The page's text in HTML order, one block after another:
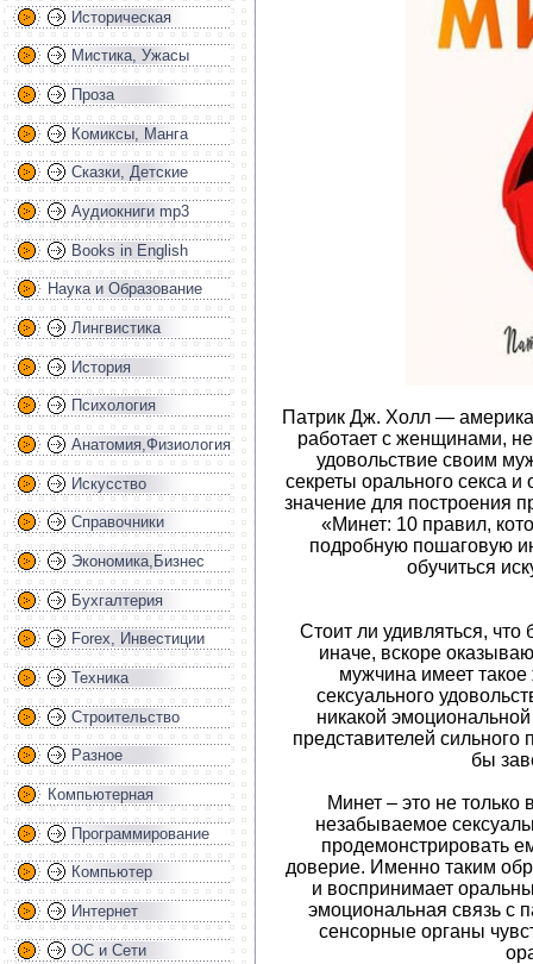
Историческая
Мистика, Ужасы
Проза
Комиксы, Манга
Сказки, Детские
Аудиокниги mp3
Books in English
Наука и Образование
Лингвистика
История
Психология
Анатомия,Физиология
Искусство
Справочники
Экономика,Бизнес
Бухгалтерия
Forex, Инвестиции
Техника
Строительство
Разное
Компьютерная
Программирование
Компьютер
Интернет
ОС и Сети
Патрик Дж. Холл —
работает с женщинами,
удовольствие своим
секреты орального секса
значение для построения
«Минет: 10 правил,
подробную пошаговую
обучиться
Стоит ли удивляться,
иначе, вскоре
мужчина имеет
сексуального
никакой
представителей сильного
бы
Минет – это не только
незабываемое
продемонстрировать
доверие. Именно таким
и воспринимает
эмоциональная связь с
сенсорные органы